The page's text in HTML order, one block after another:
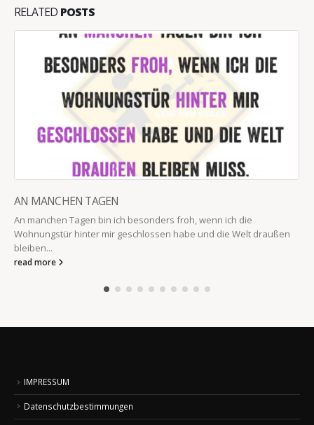
RELATED POSTS
AN MANCHEN TAGEN
An manchen Tagen bin ich besonders froh, wenn ich die
Wohnungstür hinter mir geschlossen habe und die Welt draußen
bleiben...
read more
IMPRESSUM
Datenschutzbestimmungen